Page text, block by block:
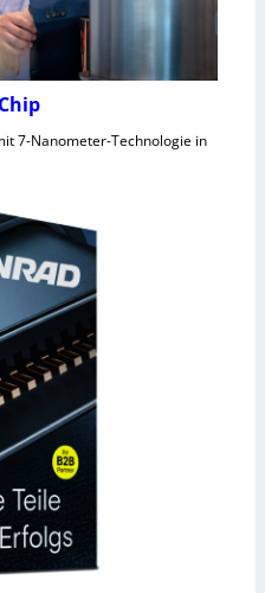
7-Nanometer-Technologie in